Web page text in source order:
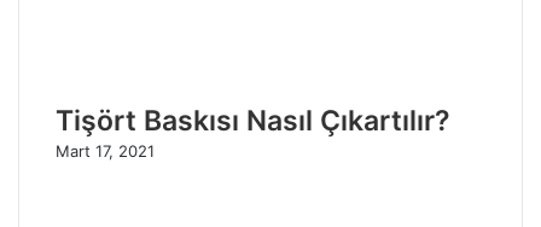
Tişört Baskısı Nasıl Çıkartılır?
Mart 17, 2021